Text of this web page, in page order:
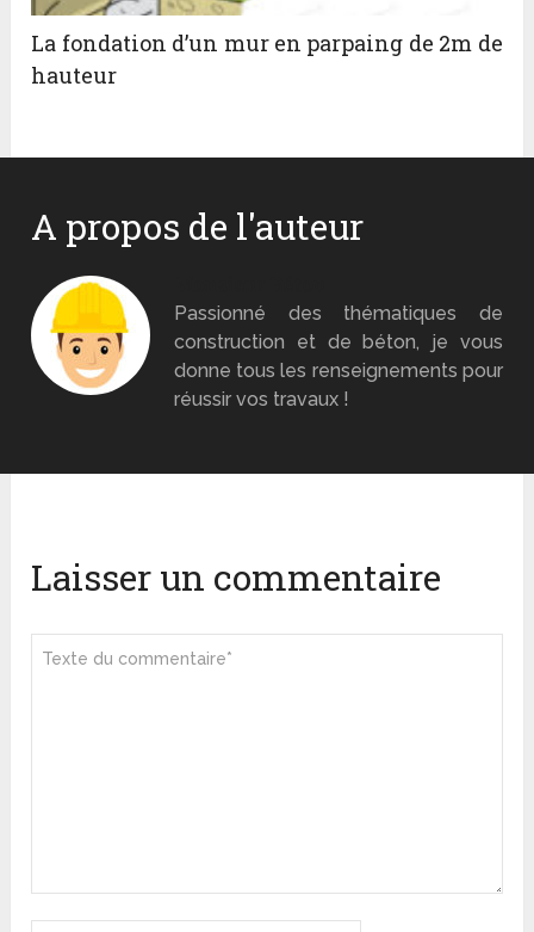
La fondation d’un mur en parpaing de 2m de
hauteur
A propos de l'auteur
Passionné des thématiques de
construction et de béton, je vous
donne tous les renseignements pour
réussir vos travaux !
Laisser un commentaire